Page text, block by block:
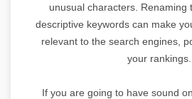
unusual characters. Renaming
descriptive keywords can make
relevant to the search engines,
your rankings.
If you are going to have sound